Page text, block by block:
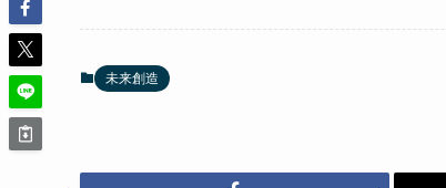
未来創造